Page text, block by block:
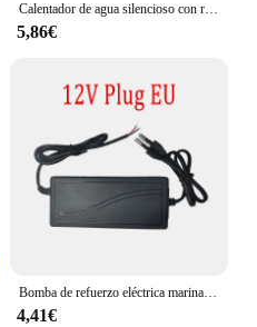
Calentador de agua silencioso con rosca de 4 puntos, bomba de refuerzo de calefacción de suelo de ducha, Motor Solar sin escobillas, enchufe estadounidense, IP68, cc 12V 24V
5,86€
Bomba de refuerzo eléctrica marina en miniatura, autocebante de diafragma, ducha Solar, lavado de coches, inodoro, bombeo RV, 35PSI, DC 12V, 24V
4,41€